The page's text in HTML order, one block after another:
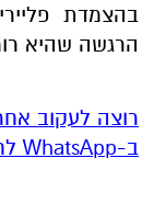
בהצמדת
הרגשה שהיא
רוצה לעקוב
ב-WhatsApp לחצו כאן